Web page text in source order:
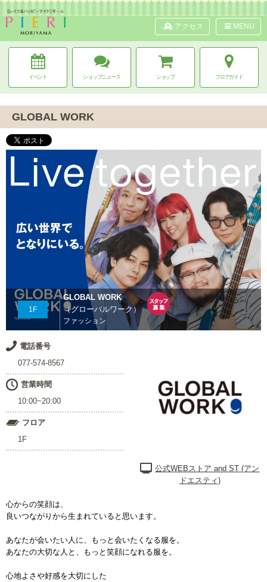
アクセス MENU
イベント ショップニュース ショップ フロアガイド
GLOBAL WORK
1F
GLOBAL WORK
（グローバルワーク）
ファッション
公式WEBストア and ST (アン
ドエスティ)
電話番号
077-574-8567
営業時間
10:00~20:00
フロア
1F
心からの笑顔は、
良いつながりから生まれていると思います。
あなたが会いたい人に、もっと会いたくなる服を。
あなたの大切な人と、もっと笑顔になれる服を。
心地よさや好感を大切にした